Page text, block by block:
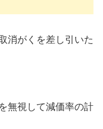
消がくを差し引いた
無視して減価率の計